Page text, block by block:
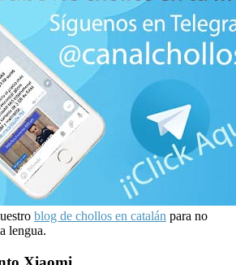
blog de chollos en catalán para no
lengua.